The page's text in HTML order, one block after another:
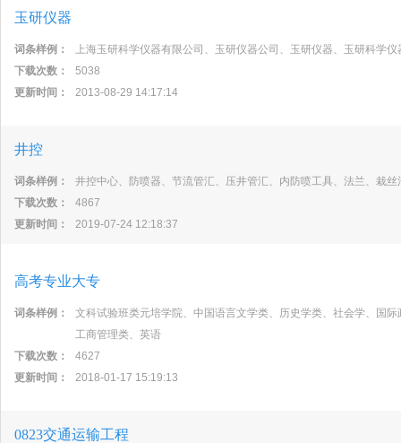
玉研仪器
词条样例：
上海玉研科学仪器有限公司、玉研仪器公司、玉研仪器、玉研科学
下载次数：
5038
更新时间：
2013-08-29 14:17:14
井控
词条样例：
井控中心、防喷器、节流管汇、压井管汇、内防喷工具、法兰、栽
下载次数：
4867
更新时间：
2019-07-24 12:18:37
高考专业大专
词条样例：
文科试验班类元培学院、中国语言文学类、历史学类、社会学、国
工商管理类、英语
下载次数：
4627
更新时间：
2018-01-17 15:19:13
0823交通运输工程